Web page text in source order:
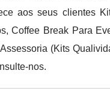
aos seus clientes
Coffee Break Para
(Kits
nos.